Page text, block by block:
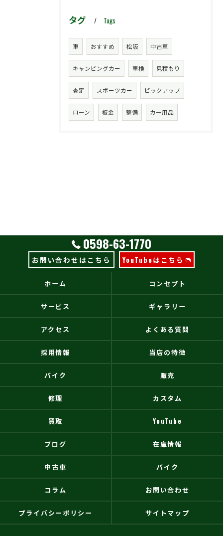
タグ Tags
車 おすすめ 松阪 中古車
キャンピングカー 車検 見積もり
査定 スポーツカー ピックアップ
ローン 板金 整備 カー用品
0598-63-1770
お問い合わせはこちら YouTubeはこちら
ホーム コンセプト
サービス ギャラリー
アクセス よくある質問
採用情報 当店の特徴
バイク 販売
修理 カスタム
買取 YouTube
ブログ 在庫情報
中古車 バイク
コラム お問い合わせ
プライバシーポリシー サイトマップ